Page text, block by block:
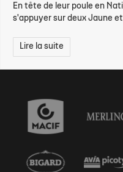
En tête de leur poule en
s'appuyer sur deux Jaune
Lire la suite